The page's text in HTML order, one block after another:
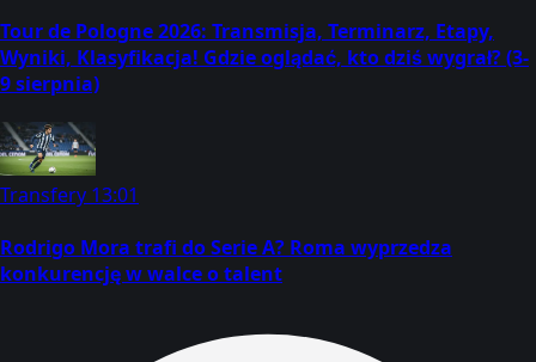
Tour de Pologne 2026: Transmisja, Terminarz, Etapy,
Wyniki, Klasyfikacja! Gdzie oglądać, kto dziś wygrał? (3-
9 sierpnia)
Transfery 13:01
Rodrigo Mora trafi do Serie A? Roma wyprzedza
konkurencję w walce o talent